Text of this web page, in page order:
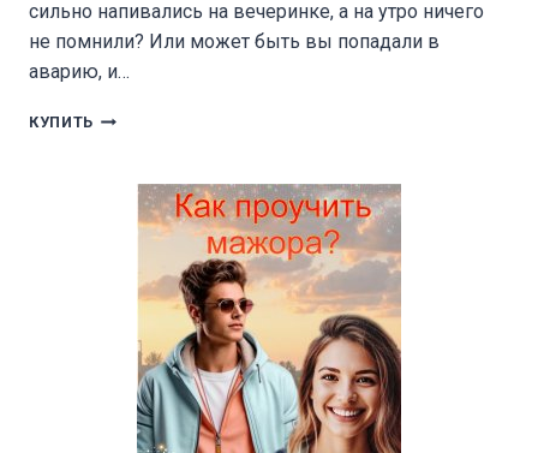
сильно напивались на вечеринке, а на утро ничего
не помнили? Или может быть вы попадали в
аварию, и…
КУПИТЬ ИЗЛОМ